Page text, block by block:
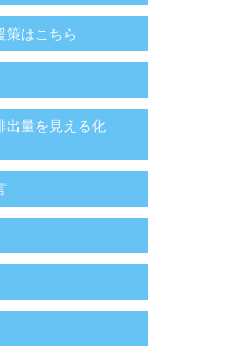
策はこちら
出量を見える化